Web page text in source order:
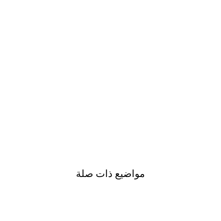
مواضيع ذات صلة